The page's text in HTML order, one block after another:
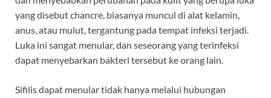
yang disebut chancre, biasanya muncul di alat kelamin,
anus, atau mulut, tergantung pada tempat infeksi terjadi.
Luka ini sangat menular, dan seseorang yang terinfeksi
dapat menyebarkan bakteri tersebut ke orang lain.
Sifilis dapat menular tidak hanya melalui hubungan